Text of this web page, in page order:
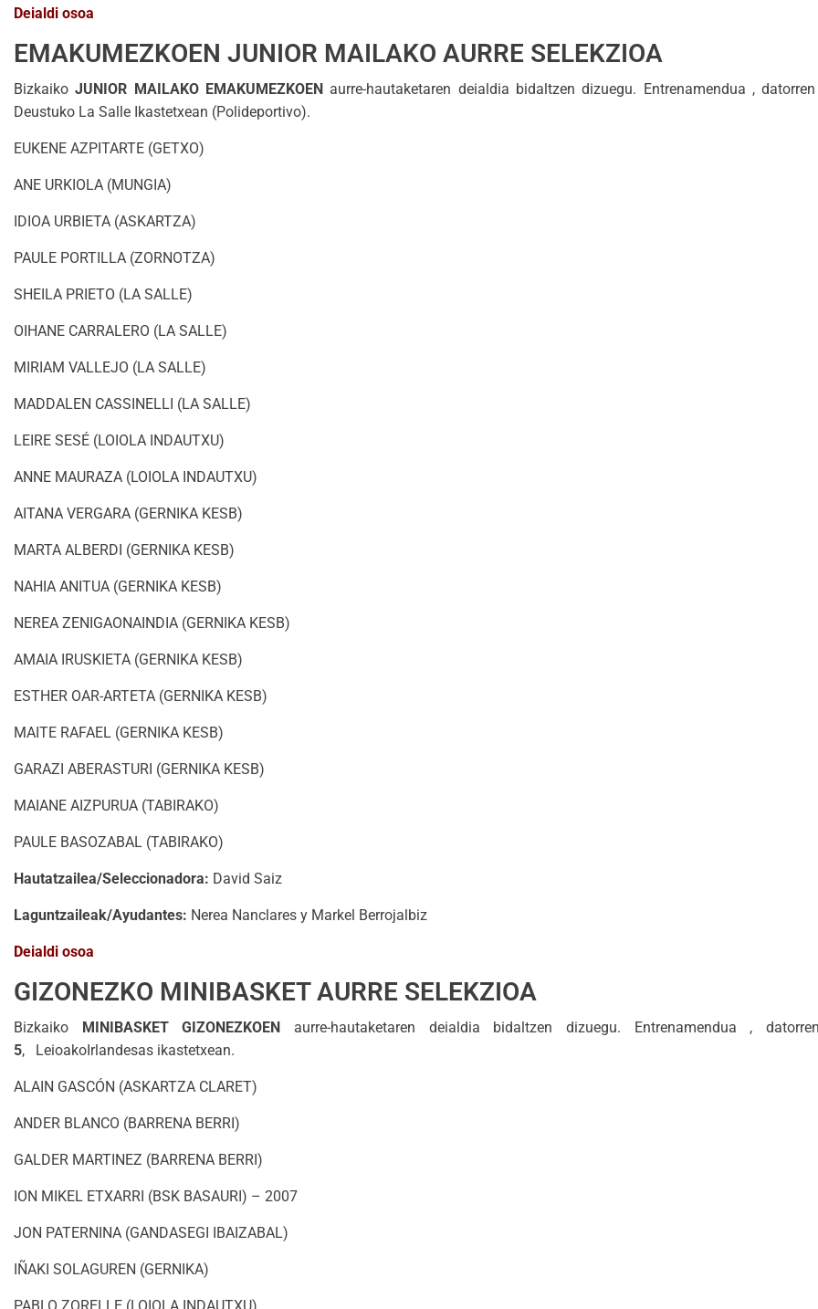
Deialdi osoa
EMAKUMEZKOEN JUNIOR MAILAKO AURRE SELEKZIOA
BizkaikoJUNIOR MAILAKO EMAKUMEZKOENaurre-hautaketaren deialdia bidaltzen dizuegu. Entrenamendua , datorren
Deustuko La Salle Ikastetxean (Polideportivo).
EUKENE AZPITARTE (GETXO)
ANE URKIOLA (MUNGIA)
IDIOA URBIETA (ASKARTZA)
PAULE PORTILLA (ZORNOTZA)
SHEILA PRIETO (LA SALLE)
OIHANE CARRALERO (LA SALLE)
MIRIAM VALLEJO (LA SALLE)
MADDALEN CASSINELLI (LA SALLE)
LEIRE SESÉ (LOIOLA INDAUTXU)
ANNE MAURAZA (LOIOLA INDAUTXU)
AITANA VERGARA (GERNIKA KESB)
MARTA ALBERDI (GERNIKA KESB)
NAHIA ANITUA (GERNIKA KESB)
NEREA ZENIGAONAINDIA (GERNIKA KESB)
AMAIA IRUSKIETA (GERNIKA KESB)
ESTHER OAR-ARTETA (GERNIKA KESB)
MAITE RAFAEL (GERNIKA KESB)
GARAZI ABERASTURI (GERNIKA KESB)
MAIANE AIZPURUA (TABIRAKO)
PAULE BASOZABAL (TABIRAKO)
Hautatzailea/Seleccionadora: David Saiz
Laguntzaileak/Ayudantes: Nerea Nanclares y Markel Berrojalbiz
Deialdi osoa
GIZONEZKO MINIBASKET AURRE SELEKZIOA
Bizkaiko MINIBASKET GIZONEZKOEN aurre-hautaketaren deialdia bidaltzen dizuegu. Entrenamendua ,
5, LeioakoIrlandesas ikastetxean.
ALAIN GASCÓN (ASKARTZA CLARET)
ANDER BLANCO (BARRENA BERRI)
GALDER MARTINEZ (BARRENA BERRI)
ION MIKEL ETXARRI (BSK BASAURI) – 2007
JON PATERNINA (GANDASEGI IBAIZABAL)
IÑAKI SOLAGUREN (GERNIKA)